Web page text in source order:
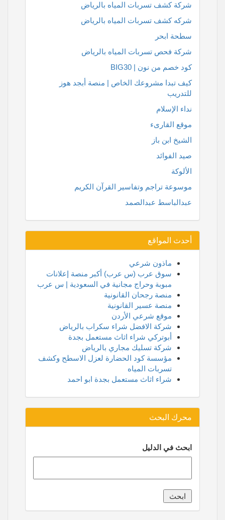
شركة كشف تسربات المياه بالرياض
شركه كشف تسربات المياه بالرياض
سطحة ابحر
شركة فحص تسربات المياه بالرياض
كود خصم من نون | BIG30
كيف تبدا مشروعك الخاص | منصة أبجد هوز
للتدريب
نداء الإسلام
موقع القارىء
الشيخ ابن باز
صيد الفوائد
الألوكة
موسوعة تراجم وتفاسير القرآن الكريم
عبدالباسط عبدالصمد
أحدث المواقع
ماذون شرعي
سوق عرب (س عرب) أكبر منصة إعلانات
مبوبة وحراج مجانية في السعودية | س عرب
منصة رجحان القانونية
منصة عسير القانونية
موقع شرعي الأردن
شركة الافضل شراء سكراب بالرياض
أبوتركي شراء اثاث مستعمل بجدة
شركة تسليك مجاري بالرياض
مؤسسة كود الحضارة لعزل الاسطح وكشف
تسربات المياه
شراء اثاث مستعمل بجدة ابو احمد
محرك البحث
ابحث في الدليل